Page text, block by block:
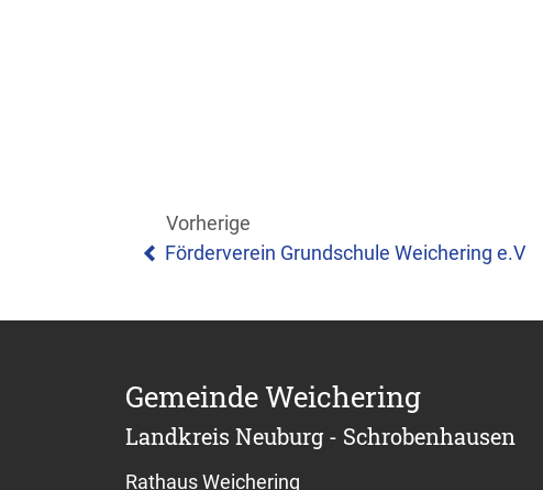
Vorherige
Förderverein Grundschule Weichering e.V
Gemeinde Weichering
Landkreis Neuburg - Schrobenhausen
Rathaus Weichering